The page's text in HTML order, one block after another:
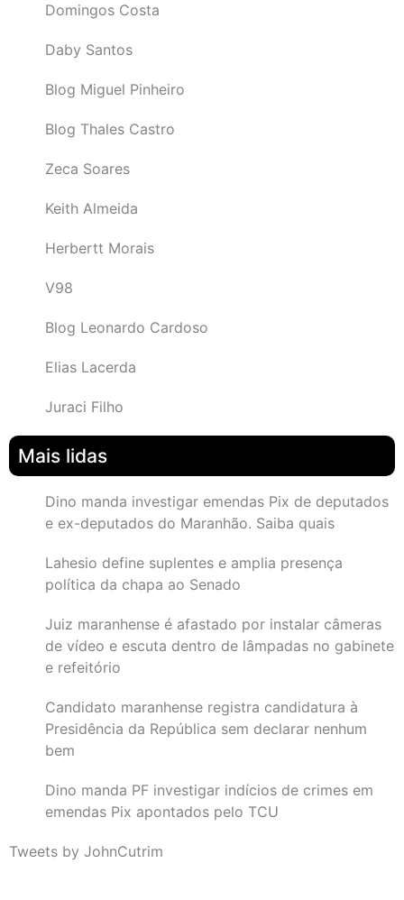
Domingos Costa
Daby Santos
Blog Miguel Pinheiro
Blog Thales Castro
Zeca Soares
Keith Almeida
Herbertt Morais
V98
Blog Leonardo Cardoso
Elias Lacerda
Juraci Filho
Mais lidas
Dino manda investigar emendas Pix de deputados
e ex-deputados do Maranhão. Saiba quais
Lahesio define suplentes e amplia presença
política da chapa ao Senado
Juiz maranhense é afastado por instalar câmeras
de vídeo e escuta dentro de lâmpadas no gabinete
e refeitório
Candidato maranhense registra candidatura à
Presidência da República sem declarar nenhum
bem
Dino manda PF investigar indícios de crimes em
emendas Pix apontados pelo TCU
Tweets by JohnCutrim